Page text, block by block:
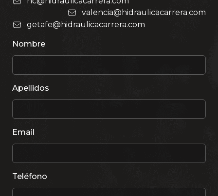
valencia@hidraulicacarrera.com
getafe@hidraulicacarrera.com
Nombre
Apellidos
Email
Teléfono